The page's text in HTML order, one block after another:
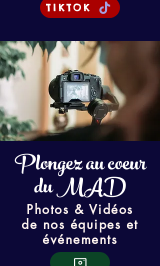
TIKTOK
Plongez au coeur
du MAD
Photos & Vidéos
de nos équipes et
événements